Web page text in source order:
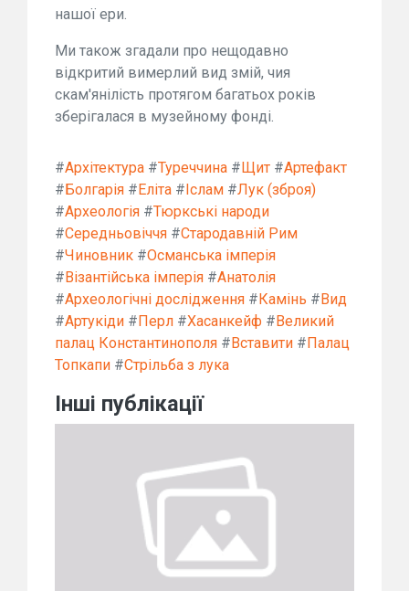
нашої ери.
Ми також згадали про нещодавно
відкритий вимерлий вид змій, чия
скам'янілість протягом багатьох років
зберігалася в музейному фонді.
#Архітектура #Туреччина #Щит #Артефакт
#Болгарія #Еліта #Іслам #Лук (зброя)
#Археологія #Тюркські народи
#Середньовіччя #Стародавній Рим
#Чиновник #Османська імперія
#Візантійська імперія #Анатолія
#Археологічні дослідження #Камінь #Вид
#Артукіди #Перл #Хасанкейф #Великий
палац Константинополя #Вставити #Палац
Топкапи #Стрільба з лука
Інші публікації